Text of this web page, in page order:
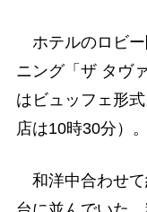
ホテルのロビー
ニング「ザ タヴ
はビュッフェ形
店は10時30分）。
和洋中合わせて